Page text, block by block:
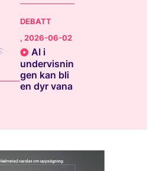
DEBATT
, 2026-06-02
AI i
undervisnin
gen kan bli
en dyr vana